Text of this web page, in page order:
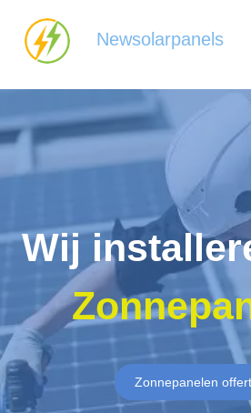
Newsolarpanels
Wij
Zonnepanelen